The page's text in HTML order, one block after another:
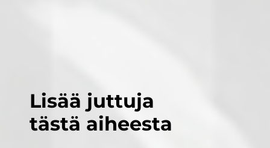
Lisää juttuja
tästä aiheesta